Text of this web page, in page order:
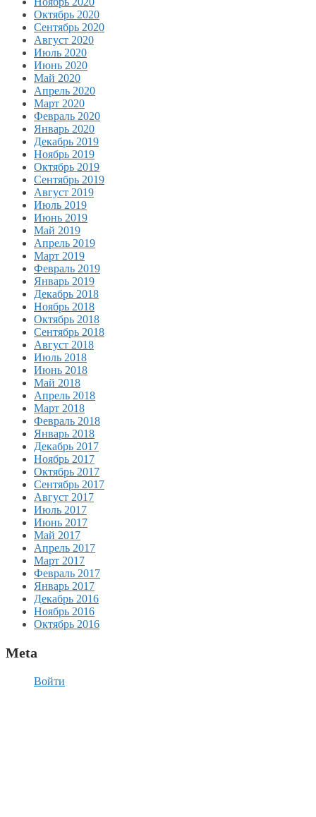
Октябрь 2020
Сентябрь 2020
Август 2020
Июль 2020
Июнь 2020
Май 2020
Апрель 2020
Март 2020
Февраль 2020
Январь 2020
Декабрь 2019
Ноябрь 2019
Октябрь 2019
Сентябрь 2019
Август 2019
Июль 2019
Июнь 2019
Май 2019
Апрель 2019
Март 2019
Февраль 2019
Январь 2019
Декабрь 2018
Ноябрь 2018
Октябрь 2018
Сентябрь 2018
Август 2018
Июль 2018
Июнь 2018
Май 2018
Апрель 2018
Март 2018
Февраль 2018
Январь 2018
Декабрь 2017
Ноябрь 2017
Октябрь 2017
Сентябрь 2017
Август 2017
Июль 2017
Июнь 2017
Май 2017
Апрель 2017
Март 2017
Февраль 2017
Январь 2017
Декабрь 2016
Ноябрь 2016
Октябрь 2016
Meta
Войти